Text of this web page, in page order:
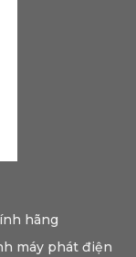
hãng
máy phát điện